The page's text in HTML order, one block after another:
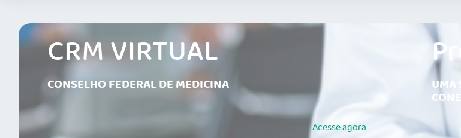
CRM VIRTUAL
CONSELHO FEDERAL DE MEDICINA
Acesseagora
UMA